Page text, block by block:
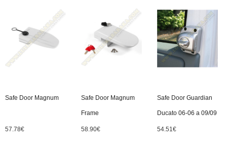
Safe Door Magnum
57.78€
Safe Door Magnum
Frame
58.90€
Safe Door Guardian
Ducato 06-06 a 09/09
54.51€